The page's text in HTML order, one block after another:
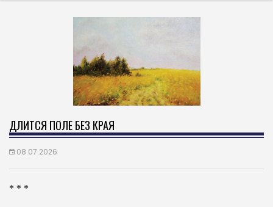
ДЛИТСЯ ПОЛЕ БЕЗ КРАЯ
08.07.2026
* * *